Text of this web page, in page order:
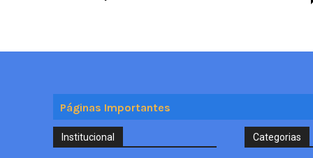
Páginas Importantes
Institucional Categorias